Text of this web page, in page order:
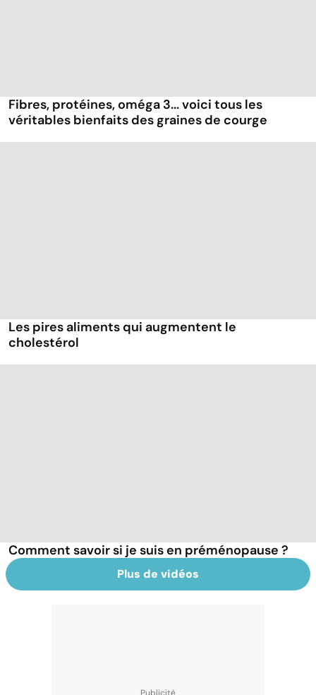
Fibres, protéines, oméga 3... voici tous les
véritables bienfaits des graines de courge
Les pires aliments qui augmentent le
cholestérol
Comment savoir si je suis en préménopause ?
Plus de vidéos